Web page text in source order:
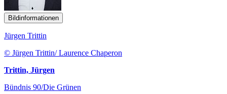
Bildinformationen
Jürgen Trittin
© Jürgen Trittin/ Laurence Chaperon
Trittin, Jürgen
Bündnis 90/Die Grünen